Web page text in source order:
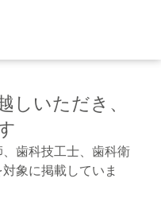
しいただき、
歯科技工士、歯科衛
象に掲載していま